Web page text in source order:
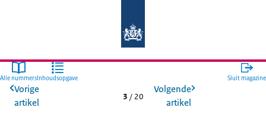
Alle nummers Inhoudsopgave Sluit magazine
Vorige
artikel
3 / 20
Volgende
artikel